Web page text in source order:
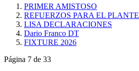
PRIMER AMISTOSO
REFUERZOS PARA EL
LISA DECLARACIONES
Dario Franco DT
FIXTURE 2026
Página 7 de 33